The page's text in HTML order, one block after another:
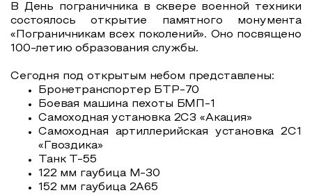
В День пограничника в сквере военной техники
состоялось открытие памятного монумента
«Пограничникам всех поколений». Оно посвящено
100-летию образования службы.
Сегодня под открытым небом представлены:
Бронетранспортер БТР-70
Боевая машина пехоты БМП-1
Самоходная установка 2С3 «Акация»
Самоходная артиллерийская установка 2С1
«Гвоздика»
Танк Т-55
122 мм гаубица М-30
152 мм гаубица 2А65